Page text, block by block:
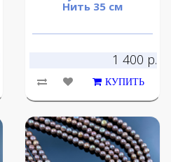
Нить 35 см
1 400 р.
КУПИТЬ